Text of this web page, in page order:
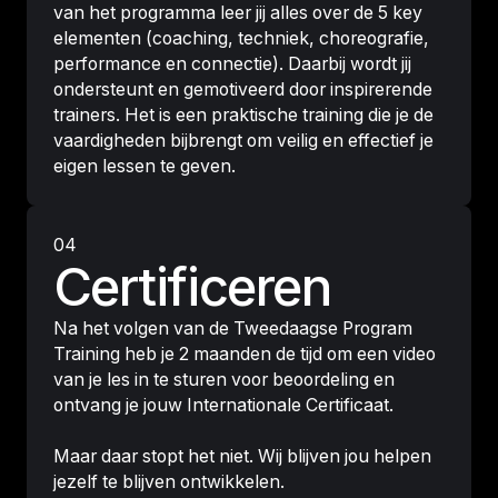
van het programma leer jij alles over de 5 key
elementen (coaching, techniek, choreografie,
performance en connectie). Daarbij wordt jij
ondersteunt en gemotiveerd door inspirerende
trainers. Het is een praktische training die je de
vaardigheden bijbrengt om veilig en effectief je
eigen lessen te geven.
04
Certificeren
Na het volgen van de Tweedaagse Program
Training heb je 2 maanden de tijd om een video
van je les in te sturen voor beoordeling en
ontvang je jouw Internationale Certificaat.
Maar daar stopt het niet. Wij blijven jou helpen
jezelf te blijven ontwikkelen.